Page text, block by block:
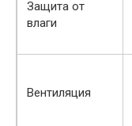
Защита от
влаги
Вентиляция